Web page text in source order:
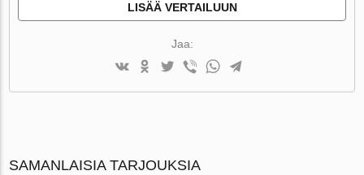
LISÄÄ VERTAILUUN
Jaa:
SAMANLAISIA TARJOUKSIA